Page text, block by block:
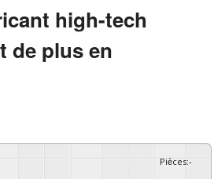
high-tech
de plus en
Pièces:-